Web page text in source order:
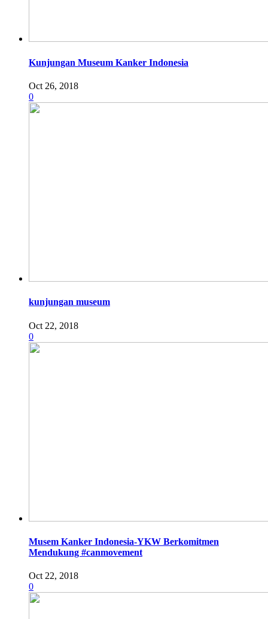
Kunjungan Museum Kanker Indonesia
Oct 26, 2018
0
kunjungan museum
Oct 22, 2018
0
Musem Kanker Indonesia-YKW Berkomitmen
Mendukung #canmovement
Oct 22, 2018
0